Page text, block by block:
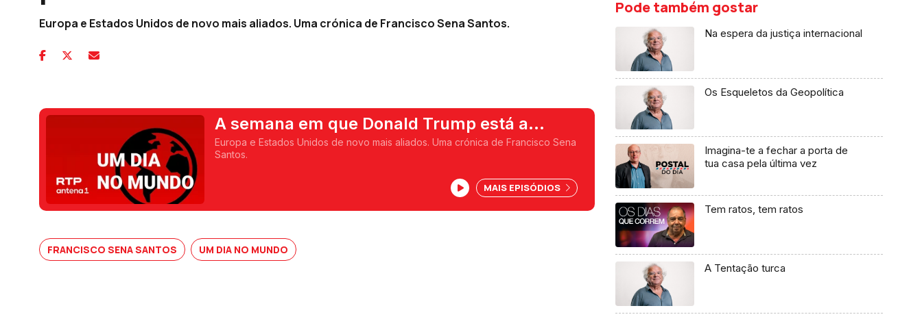
Europa e Estados Unidos de novo mais aliados. Uma crónica de Francisco Sena Santos.
A semana em que Donald Trump está a
parecer outro
Europa e Estados Unidos de novo mais aliados. Uma crónica de Francisco Sena
Santos.
MAIS EPISÓDIOS
FRANCISCO SENA SANTOS UM DIA NO MUNDO
Pode também gostar
Na espera da justiça internacional
Os Esqueletos da Geopolítica
Imagina-te a fechar a porta de
tua casa pela última vez
Tem ratos, tem ratos
A Tentação turca